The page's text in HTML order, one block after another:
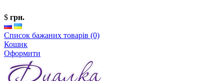
$ грн.
Список бажаних товарів (0)
Кошик
Оформити